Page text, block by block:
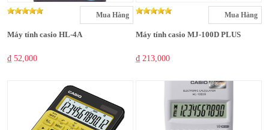
Mua Hàng
Máy tính casio HL-4A
₫ 52,000
Mua Hàng
Máy tính casio MJ-100D PLUS
₫ 213,000